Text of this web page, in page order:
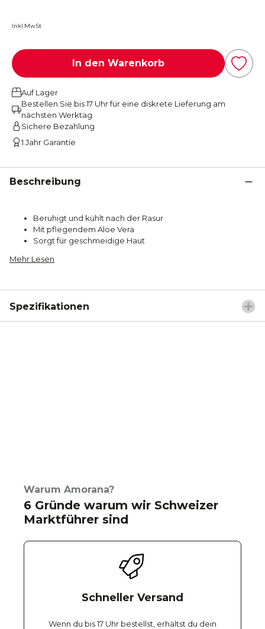
Inkl.MwSt
In den Warenkorb
Auf Lager
Bestellen Sie bis 17 Uhr für eine diskrete Lieferung am
nächsten Werktag
Sichere Bezahlung
1 Jahr Garantie
Beschreibung
Beruhigt und kühlt nach der Rasur
Mit pflegendem Aloe Vera
Sorgt für geschmeidige Haut
Mehr Lesen
Spezifikationen
Warum Amorana?
6 Gründe warum wir Schweizer
Marktführer sind
Schneller Versand
Wenn du bis 17 Uhr bestellst, erhältst du dein